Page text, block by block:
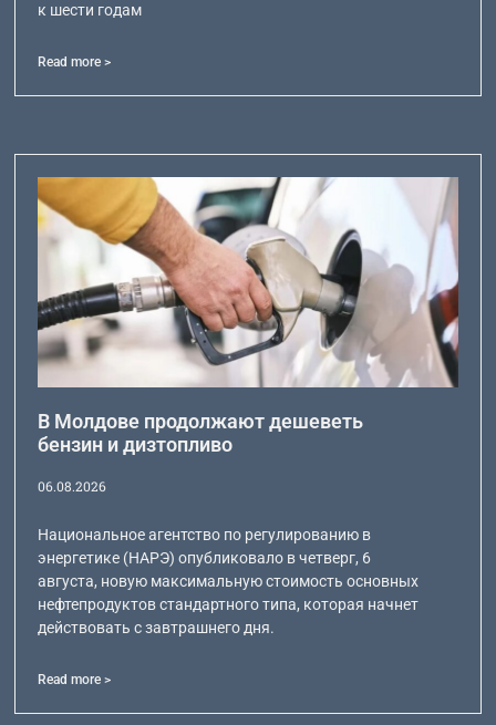
к шести годам
Read more >
В Молдове продолжают дешеветь
бензин и дизтопливо
06.08.2026
Национальное агентство по регулированию в
энергетике (НАРЭ) опубликовало в четверг, 6
августа, новую максимальную стоимость основных
нефтепродуктов стандартного типа, которая начнет
действовать с завтрашнего дня.
Read more >